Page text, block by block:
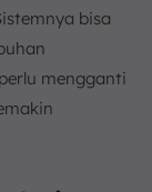
bisa
mengganti